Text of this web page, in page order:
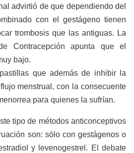
advirtió de que dependiendo del
con el gestágeno tienen
trombosis que las antiguas. La
Contracepción apunta que el
bajo.
que además de inhibir la
menstrual, con la consecuente
para quienes la sufrían.
tipo de métodos anticonceptivos
son: sólo con gestágenos o
y levenogestrel. El debate